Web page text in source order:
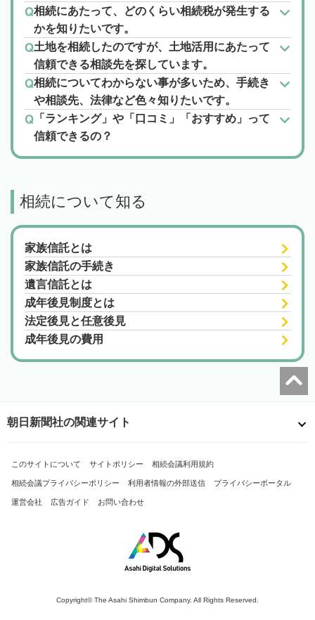
相続にあたって、どのくらい相続税が発生する
かを知りたいです。
土地を相続したのですが、土地活用にあたって
信頼できる相談先を探しています。
相続についてわからない事が多いため、手続き
や相談先、法律など色々知りたいです。
「ランキング」や「口コミ」「おすすめ」って
信頼できるの？
相続について知る
家族信託とは
家族信託の手続き
遺言信託とは
成年後見制度とは
法定後見と任意後見
成年後見の費用
朝日新聞社の関連サイト
このサイトについて サイトポリシー 相続会議利用規約
相続会議プライバシーポリシー 利用者情報の外部送信 プライバシーポータル
運営会社 広告ガイド お問い合わせ
Copyright© The Asahi Shimbun Company. All Rights Reserved.